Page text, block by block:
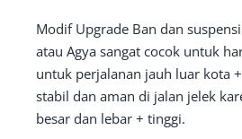
Modif Upgrade Ban dan
atau Agya sangat cocok untuk
untuk perjalanan jauh luar kota
stabil dan aman di jalan jelek
besar dan lebar + tinggi.